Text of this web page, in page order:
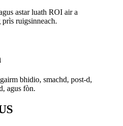
astar luath ROI air a
prìs ruigsinneach.
bhidio, smachd, post-d,
agus fòn.